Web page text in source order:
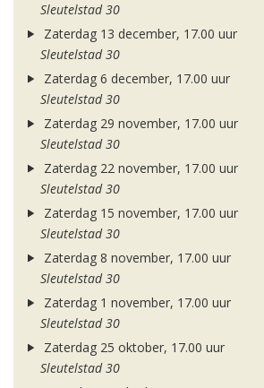
Sleutelstad 30
Zaterdag 13 december, 17.00 uur
Sleutelstad 30
Zaterdag 6 december, 17.00 uur
Sleutelstad 30
Zaterdag 29 november, 17.00 uur
Sleutelstad 30
Zaterdag 22 november, 17.00 uur
Sleutelstad 30
Zaterdag 15 november, 17.00 uur
Sleutelstad 30
Zaterdag 8 november, 17.00 uur
Sleutelstad 30
Zaterdag 1 november, 17.00 uur
Sleutelstad 30
Zaterdag 25 oktober, 17.00 uur
Sleutelstad 30